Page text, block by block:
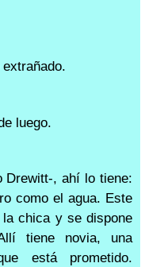
luego.
Drewitt-, ahí lo tiene:
como el agua. Este
chica y se dispone
tiene novia, una
está prometido.